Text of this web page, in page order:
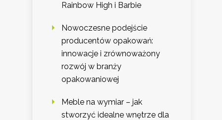
Rainbow High i Barbie
Nowoczesne podejście
producentów opakowań:
innowacje i zrównoważony
rozwój w branży
opakowaniowej
Meble na wymiar – jak
stworzyć idealne wnętrze dla